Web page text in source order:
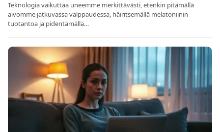
Teknologia vaikuttaa uneemme merkittävästi, etenkin pitämällä
aivomme jatkuvassa valppaudessa, häiritsemällä melatoniinin
tuotantoa ja pidentämällä…